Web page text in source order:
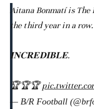
Aitana Bonmatí is The
the third year in a row.
𝐈𝐍𝐂𝐑𝐄𝐃𝐈𝐁𝐋𝐄.
🏆🏆🏆
— B/R Football